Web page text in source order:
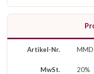
Artikel-Nr.
MwSt. 20%